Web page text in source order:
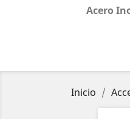
Acero
Inicio